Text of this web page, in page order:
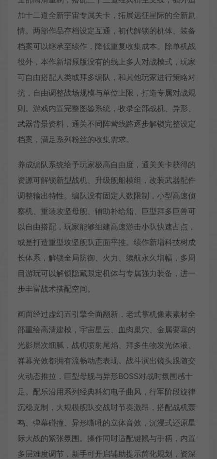
加十二道全新宇宙专属关卡，拓展远征星际的全新剧
情。两部作品存档设定互通，初代解锁的机体、装备
档案可以继承至续作，降低重复收集成本。除单机战
役外，本作新增原版没有的线上多人对战模式，玩家
可自由搭配人类或拜多编队，和其他玩家进行策略对
抗，自由调整战场规模与单位上限，打造专属对战规
则。游戏内置完整图鉴系统，收录全部战机、异形、
武器背景资料，通关不同阵营线路逐步解锁完整设定
档案，满足系列粉丝的收集需求。
养成编队系统给予玩家极高自由度，通关关卡获得的
资源可解锁新型战机、升级舰船模组，改装武器配件
调整输出特性。编队没有固定人数限制，小型高速侦
察机、重装攻坚母舰、辅助补给船、巨型拜多巨兽可
以自由搭配，玩家能够组建高速游击小队快速占点，
或是打造重型攻坚舰队正面平推。续作新增科技树成
长体系，解锁全局防御、火力、续航永久增幅，多周
目游玩可以解锁隐藏限定机体与专属强力装备，进一
步丰富战术搭配空间。
画面经过虚幻五引擎全面翻新，老式掌机像素素材全
部重绘高清建模，宇宙星云、血肉巢穴、金属要塞的
光影层次细腻，战机喷射尾焰、拜多生物发光体液、
弹幕光效都拥有流畅动态表现。战斗演出镜头跟随交
火动态推拉，巨型母舰与异形BOSS对战时氛围感十
足。配乐沿用系列经典科幻电子曲风，行军阶段旋律
沉稳克制，大规模舰队交战时节奏激昂，搭配战机轰
鸣、弹幕碰撞、异形嘶吼的立体音效，沉浸式还原星
际大战的紧张氛围。操作同时适配键鼠与手柄，内置
多层难度调节，新手可开启辅助提示简化规划，资深